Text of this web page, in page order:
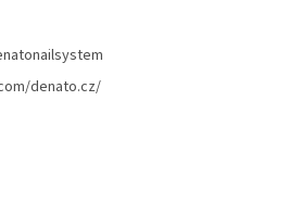
denato.cz/